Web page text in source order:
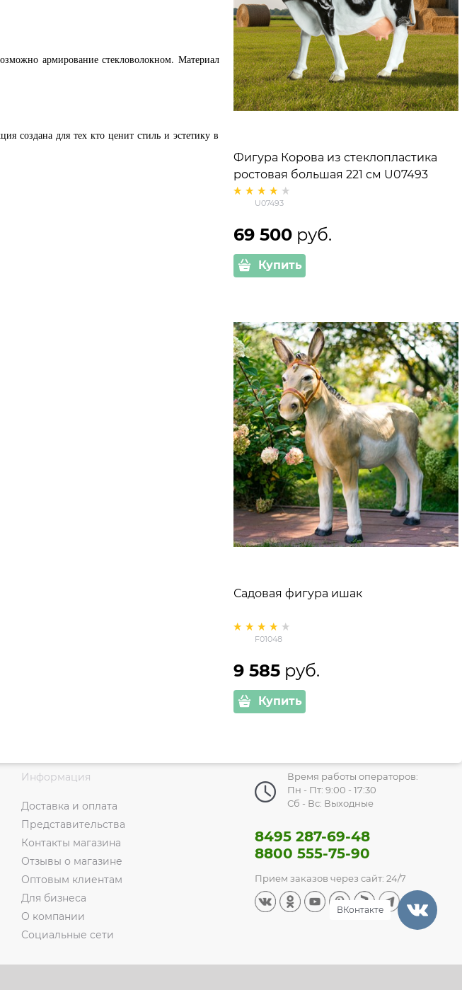
армирование стекловолокном. Материал
создана для тех кто ценит стиль и эстетику в
Фигура Корова из стеклопластика
ростовая большая 221 см U07493
U07493
69 500 руб.
Купить
Садовая фигура ишак
F01048
9 585 руб.
Купить
Информация
Доставка и оплата
Представительства
Контакты магазина
Отзывы о магазине
Оптовым клиентам
Для бизнеса
О компании
Социальные сети
Время работы операторов:
Пн - Пт: 9:00 - 17:30
Сб - Вс: Выходные
8495 287-69-48
8800 555-75-90
Прием заказов через сайт: 24/7
ВКонтакте